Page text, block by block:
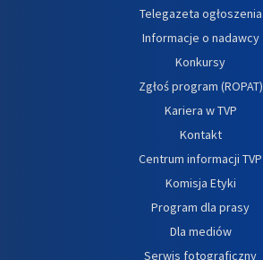
Telegazeta ogłoszenia
Informacje o nadawcy
Konkursy
Zgłoś program (ROPAT)
Kariera w TVP
Kontakt
Centrum informacji TVP
Komisja Etyki
Program dla prasy
Dla mediów
Serwis fotograficzny